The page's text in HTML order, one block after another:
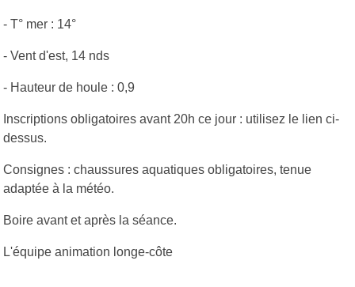
- T° mer : 14°
- Vent d'est, 14 nds
- Hauteur de houle : 0,9
Inscriptions obligatoires avant 20h ce jour : utilisez le lien ci-
dessus.
Consignes : chaussures aquatiques obligatoires, tenue
adaptée à la météo.
Boire avant et après la séance.
L'équipe animation longe-côte